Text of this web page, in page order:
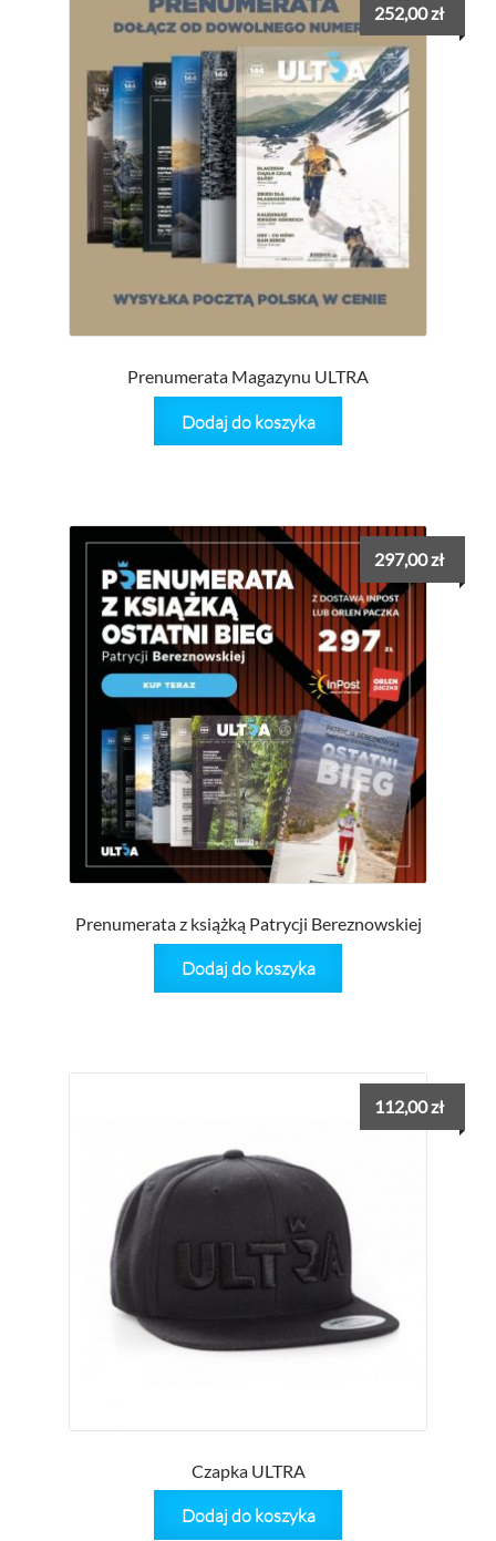
Prenumerata Magazynu ULTRA
252,00zł
Dodaj do koszyka
Prenumerata z książką Patrycji Bereznowskiej
297,00zł
Dodaj do koszyka
Czapka ULTRA
112,00zł
Dodaj do koszyka